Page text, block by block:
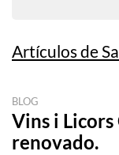
Artículos de
BLOG
Vins i Licors
renovado.